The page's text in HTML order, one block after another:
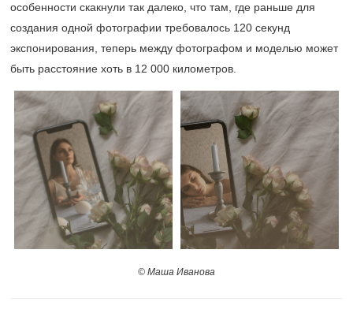
особенности скакнули так далеко, что там, где раньше для
создания одной фотографии требовалось 120 секунд
экспонирования, теперь между фотографом и моделью может
быть расстояние хоть в 12 000 километров.
© Маша Иванова